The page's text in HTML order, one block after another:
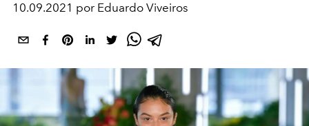
10.09.2021 por Eduardo Viveiros